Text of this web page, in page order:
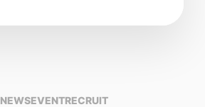
NEWSEVENTRECRUIT